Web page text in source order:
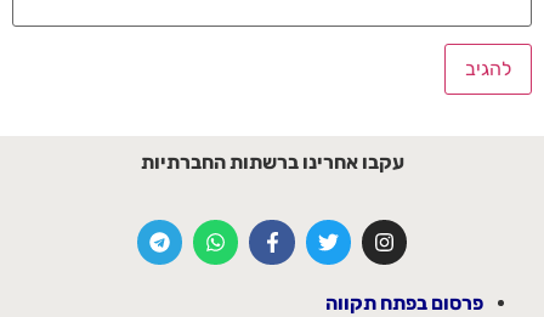
עקבו אחרינו ברשתות החברתיות
פרסום בפתח תקווה